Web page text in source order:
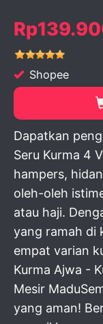
Shopee
Dapatkan
Seru Kurma 4
hampers,
oleh-oleh
atau haji.
yang ramah di
empat varian
Kurma Ajwa -
Mesir
yang aman!